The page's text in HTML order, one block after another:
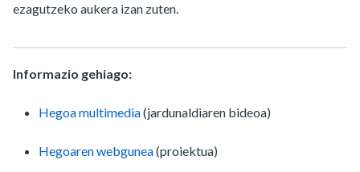
ezagutzeko aukera izan zuten.
Informazio gehiago:
Hegoa multimedia(jardunaldiaren bideoa)
Hegoaren webgunea(proiektua)